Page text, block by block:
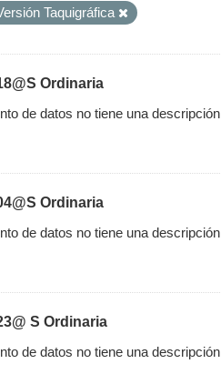
Taquigráfica
Ordinaria
de datos no tiene una descripción
Ordinaria
de datos no tiene una descripción
S Ordinaria
de datos no tiene una descripción